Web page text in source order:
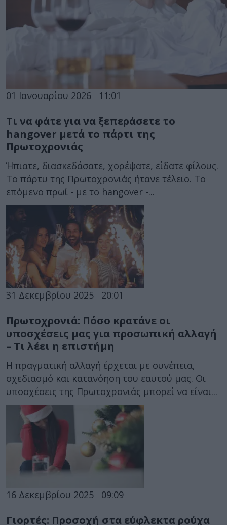
01 Ιανουαρίου 2026 11:01
Τι να φάτε για να ξεπεράσετε το
hangover μετά το πάρτι της
Πρωτοχρονιάς
Ήπιατε, διασκεδάσατε, χορέψατε, είδατε φίλους.
Το πάρτυ της Πρωτοχρονιάς ήτανε τέλειο. Το
επόμενο πρωί - με το hangover -...
31 Δεκεμβρίου 2025 20:01
Πρωτοχρονιά: Πόσο κρατάνε οι
υποσχέσεις μας για προσωπική αλλαγή
– Τι λέει η επιστήμη
Η πραγματική αλλαγή έρχεται με συνέπεια,
σχεδιασμό και κατανόηση του εαυτού μας. Οι
υποσχέσεις της Πρωτοχρονιάς μπορεί να είναι...
16 Δεκεμβρίου 2025 09:09
Γιορτές: Προσοχή στα εύφλεκτα ρούχα